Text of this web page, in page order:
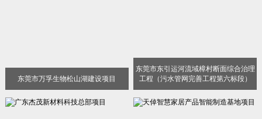
东莞市万孚生物松山湖建设项目
东莞市东引运河流域樟村断面综合治理
工程（污水管网完善工程第六标段）